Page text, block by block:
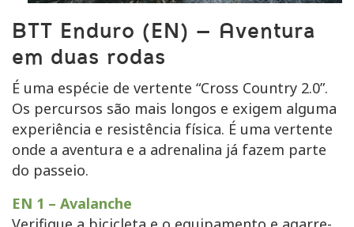
BTT Enduro (EN) – Aventura
em duas rodas
É uma espécie de vertente “Cross Country 2.0”.
Os percursos são mais longos e exigem alguma
experiência e resistência física. É uma vertente
onde a aventura e a adrenalina já fazem parte
do passeio.
EN 1 – Avalanche